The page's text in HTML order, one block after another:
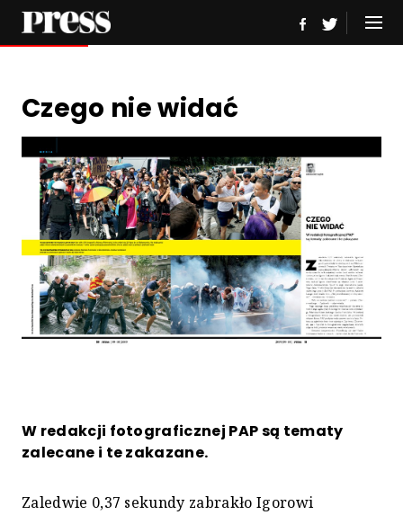
Czego nie widać
W redakcji fotograficznej PAP są tematy
zalecane i te zakazane.
Zaledwie 0,37 sekundy zabrakło Igorowi